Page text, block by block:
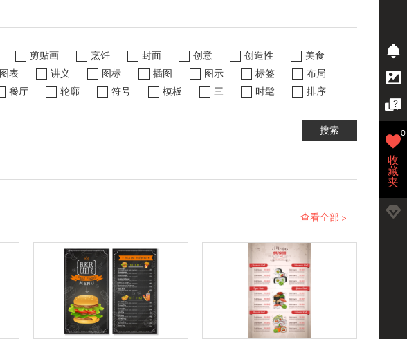
剪贴画 烹饪 封面 创意 创造性
美食
图表 讲义 图标 插图 图示 标签
布局
餐厅 轮廓 符号 模板 三 时髦
排序
搜索
查看全部 >
收
藏
夹
0